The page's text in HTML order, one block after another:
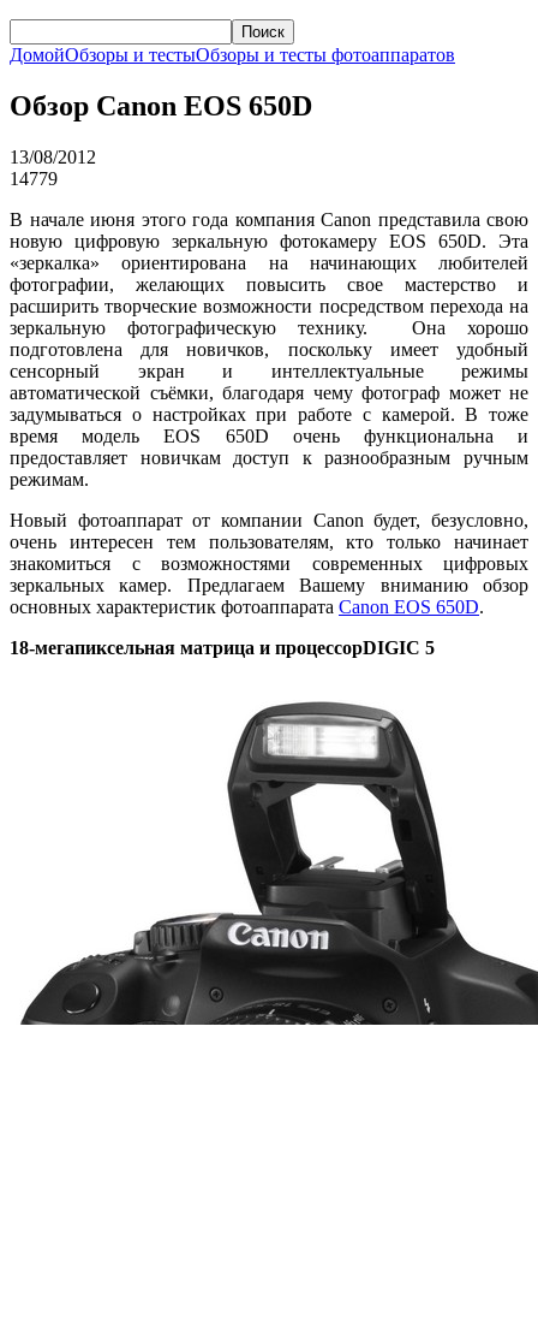
Поиск
ДомойОбзоры и тестыОбзоры и тесты фотоаппаратов
Обзор Canon EOS 650D
13/08/2012
14779
В начале июня этого года компания Canon представила свою
новую цифровую зеркальную фотокамеру EOS 650D. Эта
«зеркалка» ориентирована на начинающих любителей
фотографии, желающих повысить свое мастерство и
расширить творческие возможности посредством перехода на
зеркальную фотографическую технику. Она хорошо
подготовлена для новичков, поскольку имеет удобный
сенсорный экран и интеллектуальные режимы
автоматической съёмки, благодаря чему фотограф может не
задумываться о настройках при работе с камерой. В тоже
время модель EOS 650D очень функциональна и
предоставляет новичкам доступ к разнообразным ручным
режимам.
Новый фотоаппарат от компании Canon будет, безусловно,
очень интересен тем пользователям, кто только начинает
знакомиться с возможностями современных цифровых
зеркальных камер. Предлагаем Вашему вниманию обзор
основных характеристик фотоаппарата Canon EOS 650D.
18-мегапиксельная матрица и процессорDIGIC 5